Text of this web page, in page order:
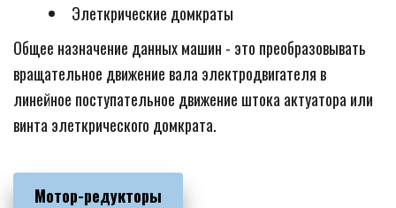
Элеткрические домкраты
Общее назначение данных машин - это преобразовывать
вращательное движение вала электродвигателя в
линейное поступательное движение штока актуатора или
винта элеткрического домкрата.
Мотор-редукторы